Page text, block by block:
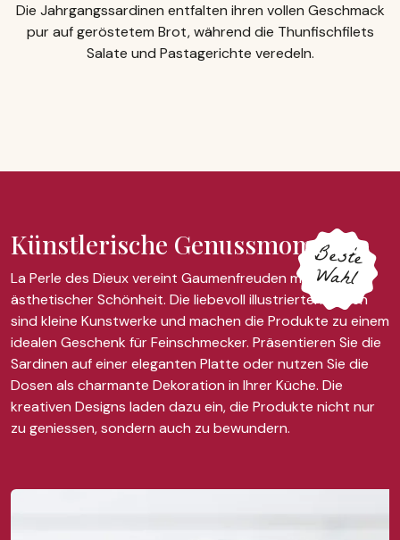
Die Jahrgangssardinen entfalten ihren vollen Geschmack
pur auf geröstetem Brot, während die Thunfischfilets
Salate und Pastagerichte veredeln.
Beste
Wahl
Künstlerische Genussmomente
La Perle des Dieux vereint Gaumenfreuden mit
ästhetischer Schönheit. Die liebevoll illustrierten Dosen
sind kleine Kunstwerke und machen die Produkte zu einem
idealen Geschenk für Feinschmecker. Präsentieren Sie die
Sardinen auf einer eleganten Platte oder nutzen Sie die
Dosen als charmante Dekoration in Ihrer Küche. Die
kreativen Designs laden dazu ein, die Produkte nicht nur
zu geniessen, sondern auch zu bewundern.